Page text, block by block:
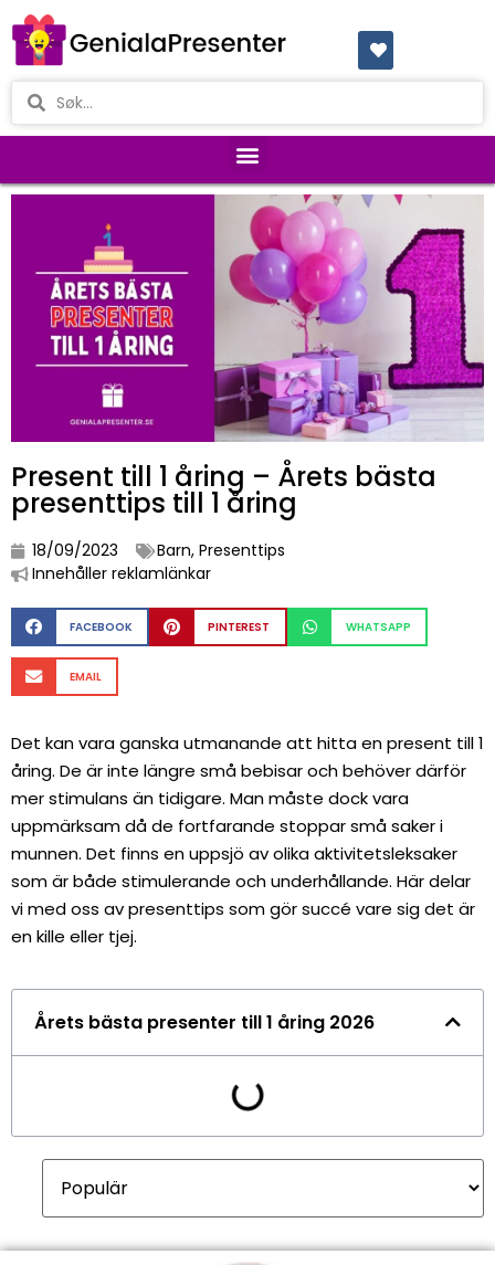
Present till 1 åring – Årets bästa
presenttips till 1 åring
18/09/2023 Barn, Presenttips
Innehåller reklamlänkar
FACEBOOK PINTEREST WHATSAPP
EMAIL
Det kan vara ganska utmanande att hitta en present till 1
åring. De är inte längre små bebisar och behöver därför
mer stimulans än tidigare. Man måste dock vara
uppmärksam då de fortfarande stoppar små saker i
munnen. Det finns en uppsjö av olika aktivitetsleksaker
som är både stimulerande och underhållande. Här delar
vi med oss av presenttips som gör succé vare sig det är
en kille eller tjej.
Årets bästa presenter till 1 åring 2026